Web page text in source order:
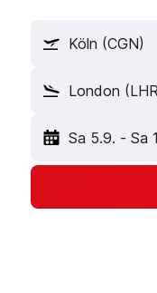
Köln (CGN)
London
Sa 5.9. - Sa